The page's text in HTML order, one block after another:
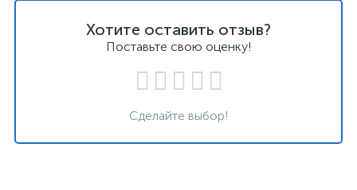
Хотите оставить отзыв?
Поставьте свою оценку!
Сделайте выбор!